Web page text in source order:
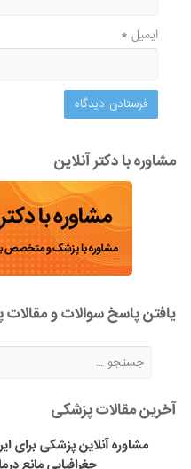
ایمیل*
مشاوره با دکتر آنلاین
یافتن پاسخ سوالات و
آخرین مقالات پزشکی
مشاوره آنلاین پزشکی برای
جغرافیایی مانع